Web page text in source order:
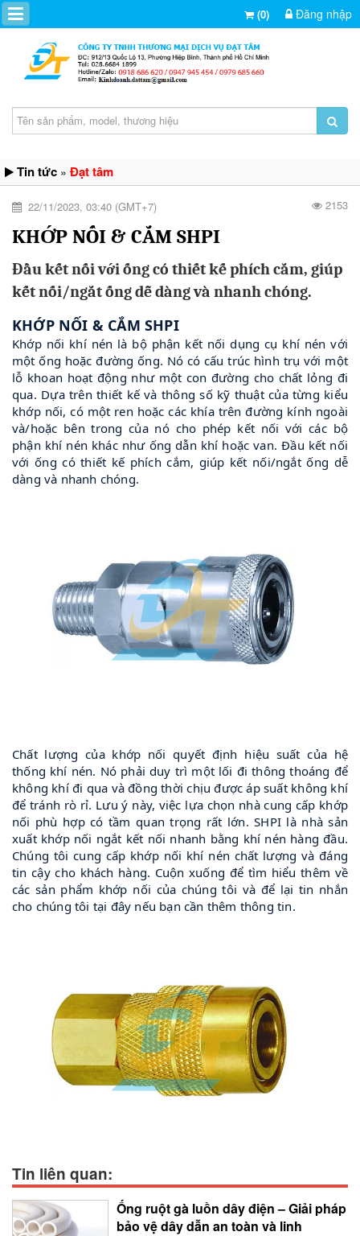
(0) Đăng nhập
Tin tức » Đạt tâm
22/11/2023, 03:40 (GMT+7) 2153
KHỚP NỐI & CẮM SHPI
Đầu kết nối với ống có thiết kế phích cắm, giúp
kết nối/ngắt ống dễ dàng và nhanh chóng.
KHỚP NỐI & CẮM SHPI
Khớp nối khí nén là bộ phận kết nối dụng cụ khí nén với
một ống hoặc đường ống. Nó có cấu trúc hình trụ với một
lỗ khoan hoạt động như một con đường cho chất lỏng đi
qua. Dựa trên thiết kế và thông số kỹ thuật của từng kiểu
khớp nối, có một ren hoặc các khía trên đường kính ngoài
và/hoặc bên trong của nó cho phép kết nối với các bộ
phận khí nén khác như ống dẫn khí hoặc van. Đầu kết nối
với ống có thiết kế phích cắm, giúp kết nối/ngắt ống dễ
dàng và nhanh chóng.
Chất lượng của khớp nối quyết định hiệu suất của hệ
thống khí nén. Nó phải duy trì một lối đi thông thoáng để
không khí đi qua và đồng thời chịu được áp suất không khí
để tránh rò rỉ. Lưu ý này, việc lựa chọn nhà cung cấp khớp
nối phù hợp có tầm quan trọng rất lớn. SHPI là nhà sản
xuất khớp nối ngắt kết nối nhanh bằng khí nén hàng đầu.
Chúng tôi cung cấp khớp nối khí nén chất lượng và đáng
tin cậy cho khách hàng. Cuộn xuống để tìm hiểu thêm về
các sản phẩm khớp nối của chúng tôi và để lại tin nhắn
cho chúng tôi tại đây nếu bạn cần thêm thông tin.
Tin liên quan:
Ống ruột gà luồn dây điện – Giải pháp
bảo vệ dây dẫn an toàn và linh